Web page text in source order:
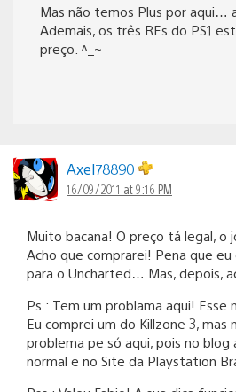
Mas não temos Plus por aqui…
Ademais, os três REs do PS1
preço. ^_~
Axel78890
16/09/2011 at 9:16 PM
Muito bacana! O preço tá legal, o
Acho que comprarei! Pena que
para o Uncharted… Mas, depois,
Ps.: Tem um problama aqui! Esse
Eu comprei um do Killzone 3, mas
problema pe só aqui, pois no blog
normal e no Site da Playstation